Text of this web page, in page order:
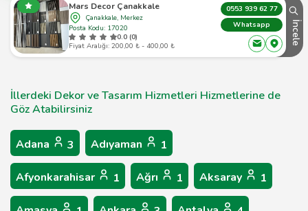
Mars Decor Çanakkale
Çanakkale, Merkez
Posta Kodu: 17020
0.0 (0)
Fiyat Aralığı: 200,00 ₺ - 400,00 ₺
0553 939 62 77
Whatsapp
İncele
İllerdeki Dekor ve Tasarım Hizmetleri Hizmetlerine de
Göz Atabilirsiniz
Adana 3 Adıyaman 1
Afyonkarahisar 1 Ağrı 1 Aksaray 1